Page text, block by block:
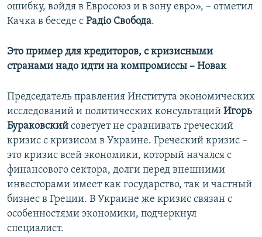
ошибку, войдя в Евросоюз и в зону евро», – отметил
Качка в беседе с Радіо Свобода.
Это пример для кредиторов, с кризисными
странами надо идти на компромиссы – Новак
Председатель правления Института экономических
исследований и политических консультаций Игорь
Бураковский советует не сравнивать греческий
кризис с кризисом в Украине. Греческий кризис –
это кризис всей экономики, который начался с
финансового сектора, долги перед внешними
инвесторами имеет как государство, так и частный
бизнес в Греции. В Украине же кризис связан с
особенностями экономики, подчеркнул
специалист.